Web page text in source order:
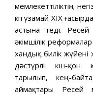
мемлекеттіліктің
көп ұзамай XIX
астына өтеді. Ресей
әкімшілік
хандық билік
дәстүрлі көш-қон
тарылып, кең-
аймақтары Ресей